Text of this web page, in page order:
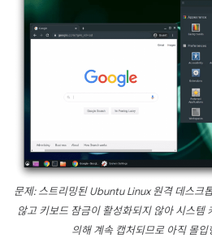
문제: 스트리밍된 Ubuntu Linux 원격 데스크
않고 키보드 잠금이 활성화되지 않아 시스
의해 계속 캡처되므로 아직 몰입